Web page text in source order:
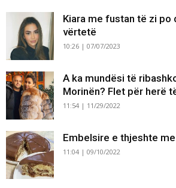
Kiara me fustan të zi po
vërtetë
10:26 | 07/07/2023
A ka mundësi të
Morinën? Flet për herë
11:54 | 11/29/2022
Embelsire e thjeshte
11:04 | 09/10/2022